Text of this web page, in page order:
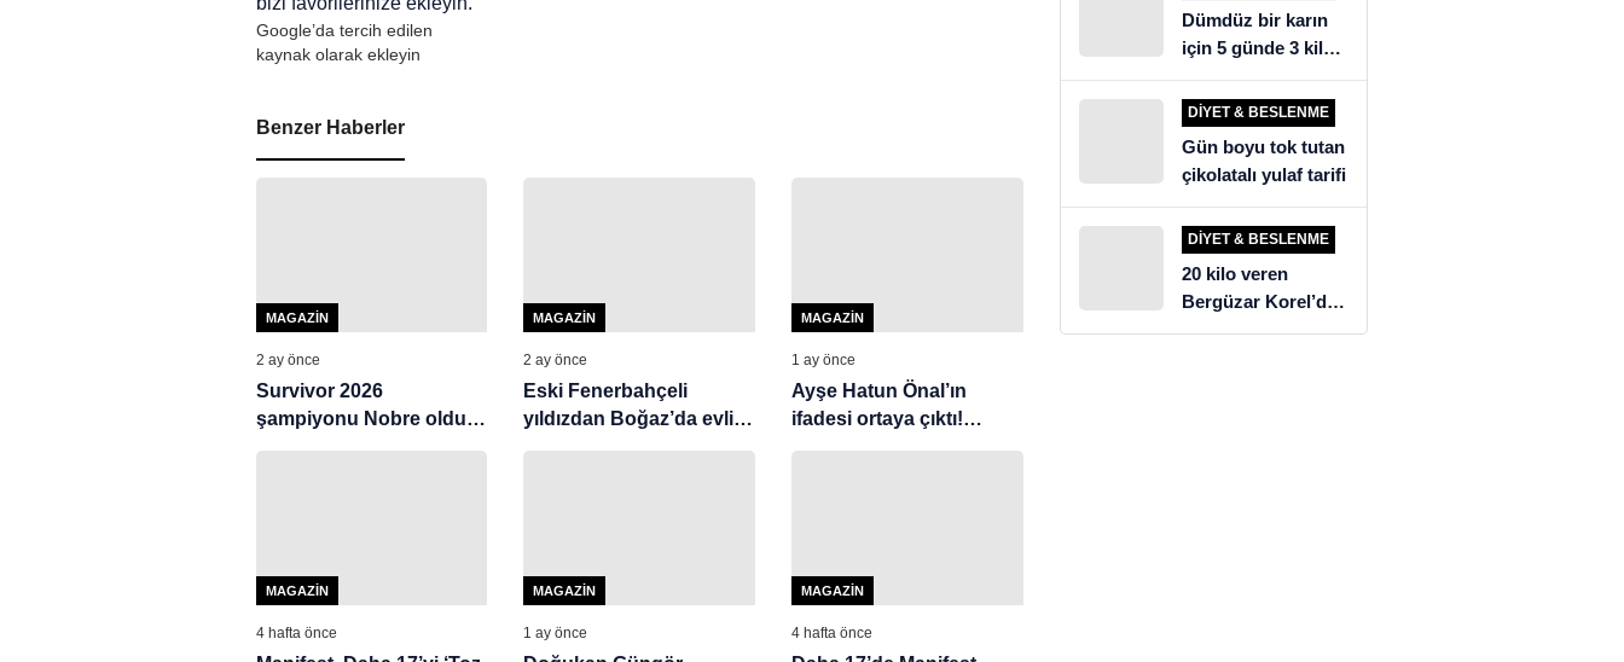
Google’da tercih edilen
kaynak olarak ekleyin
Benzer Haberler
MAGAZIN
2 ay önce
Survivor 2026
şampiyonu Nobre oldu!
İşte kupasıyla ilk pozu
MAGAZIN
2 ay önce
Eski Fenerbahçeli
yıldızdan Boğaz’da evlilik
teklifi! Hayatının imzasını
MAGAZIN
1 ay önce
Ayşe Hatun Önal’ın
ifadesi ortaya çıktı!
‘Garipoğlu Yalısı’ detayı
MAGAZIN
4 hafta önce
MAGAZIN
1 ay önce
MAGAZIN
4 hafta önce
etti
Dümdüz bir karın
için 5 günde 3 kilo
verdiren detoks
tarifi!
DIYET & BESLENME
Gün boyu tok tutan
çikolatalı yulaf tarifi
DIYET & BESLENME
20 kilo veren
Bergüzar Korel’den
üzen diyet itirafı!